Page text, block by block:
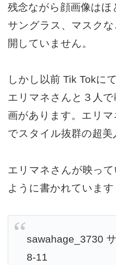
残念ながら顔画像は
サングラス、マスク
開していません。
しかし以前 Tik Tokに
エリマネさんと３人
画があります。エリ
でスタイル抜群の超美
エリマネさんが映っ
ように書かれていま
sawahage_3730
8-11